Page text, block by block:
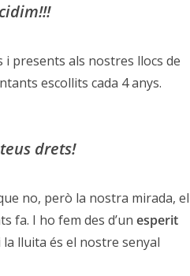
presents als nostres llocs de
escollits cada 4 anys.
drets!
no, però la nostra mirada, el
fa. I ho fem des d’un esperit
lluita és el nostre senyal